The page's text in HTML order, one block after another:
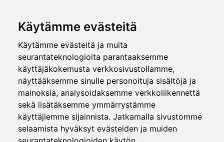
Käytämme evästeitä
Käytämme evästeitä ja muita
seurantateknologioita parantaaksemme
käyttäjäkokemusta verkkosivustollamme,
näyttääksemme sinulle personoituja sisältöjä ja
mainoksia, analysoidaksemme verkkoliikennettä
sekä lisätäksemme ymmärrystämme
käyttäjiemme sijainnista. Jatkamalla sivustomme
selaamista hyväksyt evästeiden ja muiden